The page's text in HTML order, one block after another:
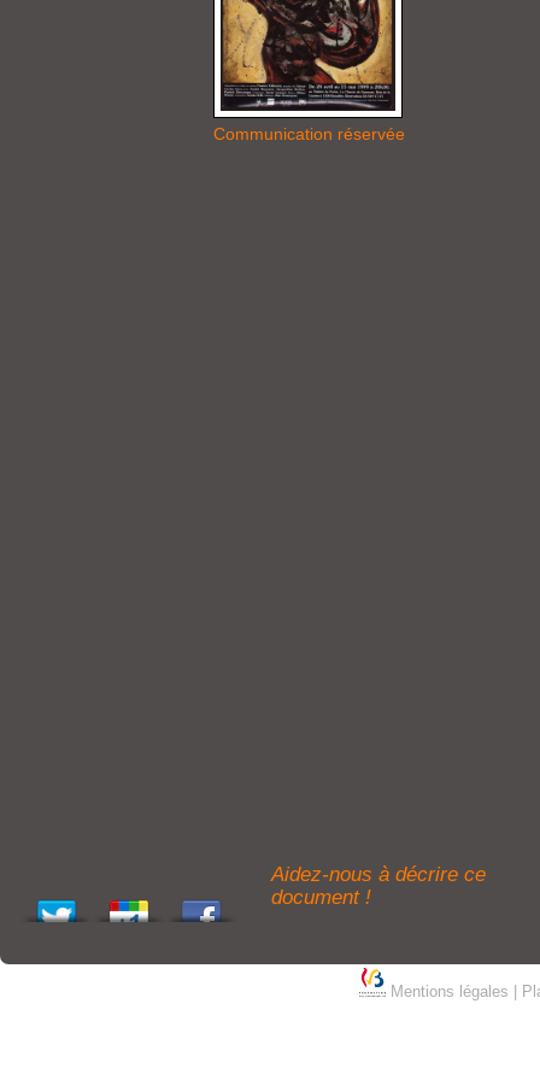
Communication réservée
Aidez-nous à décrire ce
document !
Mentions légales